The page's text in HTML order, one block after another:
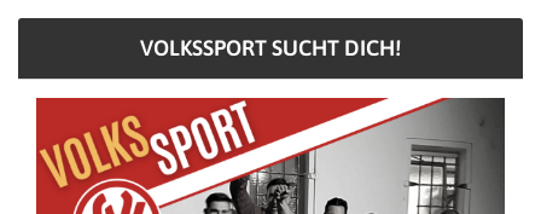
VOLKSSPORT SUCHT DICH!